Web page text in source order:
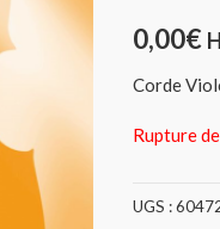
0,00€
Corde
Rupture
UGS :